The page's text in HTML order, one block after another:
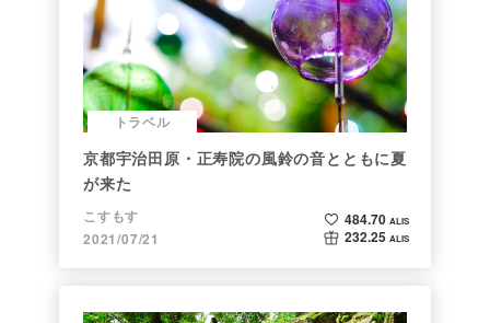
トラベル
京都宇治田原・正寿院の風鈴の音とともに夏
が来た
こすもす
2021/07/21
484.70 ALIS
232.25 ALIS